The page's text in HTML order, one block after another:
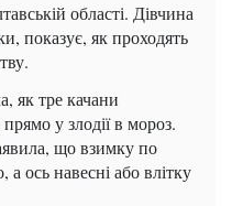
області. Дівчина
показує, як проходять
як тре качани
у злодії в мороз.
що взимку по
а ось навесні або влітку